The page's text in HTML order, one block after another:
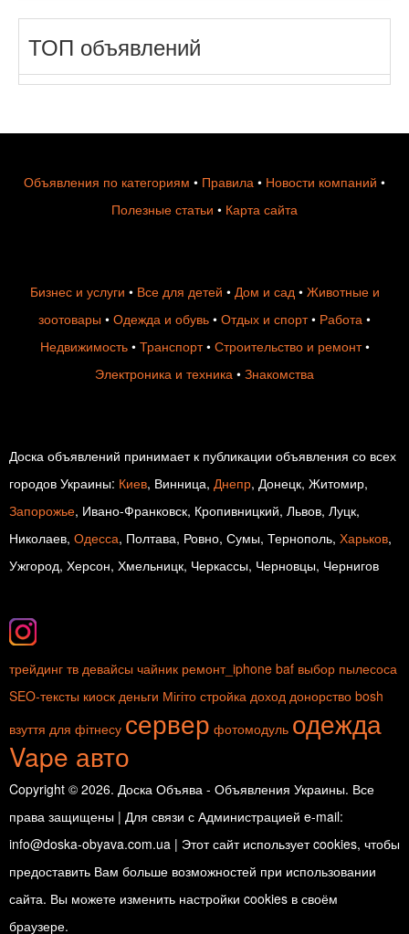
ТОП объявлений
Объявления по категориям • Правила • Новости компаний •
Полезные статьи • Карта сайта
Бизнес и услуги • Все для детей • Дом и сад• Животные и
зоотовары • Одежда и обувь • Отдых и спорт• Работа •
Недвижимость• Транспорт• Строительство и ремонт•
Электроника и техника • Знакомства
Доска объявлений принимает к публикации объявления со всех
городов Украины: Киев, Винница, Днепр, Донецк, Житомир,
Запорожье, Ивано-Франковск, Кропивницкий, Львов, Луцк,
Николаев, Одесса, Полтава, Ровно, Сумы, Тернополь, Харьков,
Ужгород, Херсон, Хмельницк, Черкассы, Черновцы, Чернигов
трейдинг тв девайсы чайник ремонт_iphone baf выбор пылесоса
SEO-тексты киоск деньги Мігіто стройка доход донорство bosh
взуття для фітнесу сервер фотомодуль одежда
Vape авто
Copyright © 2026. Доска Объява - Объявления Украины. Все
права защищены | Для связи с Администрацией e-mail:
info@doska-obyava.com.ua | Этот сайт использует cookies, чтобы
предоставить Вам больше возможностей при использовании
сайта. Вы можете изменить настройки cookies в своём
браузере.